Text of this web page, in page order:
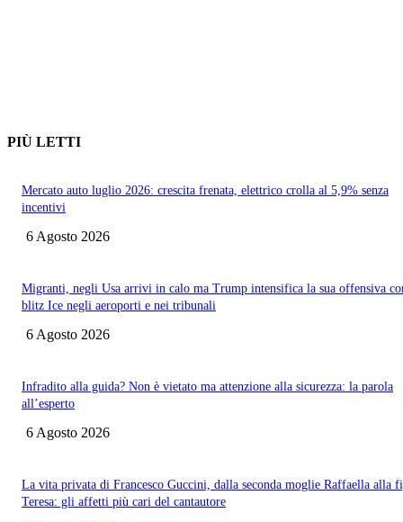
PIÙ LETTI
Mercato auto luglio 2026: crescita frenata, elettrico crolla al 5,9% senza
incentivi
6 Agosto 2026
Migranti, negli Usa arrivi in calo ma Trump intensifica la sua offensiva
blitz Ice negli aeroporti e nei tribunali
6 Agosto 2026
Infradito alla guida? Non è vietato ma attenzione alla sicurezza: la parola
all’esperto
6 Agosto 2026
La vita privata di Francesco Guccini, dalla seconda moglie Raffaella alla
Teresa: gli affetti più cari del cantautore